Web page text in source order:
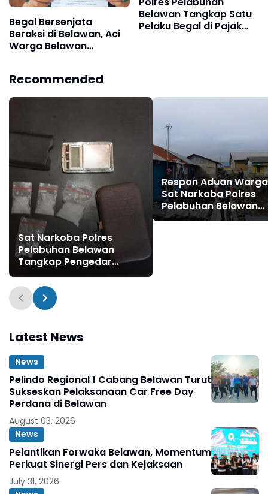
Begal Bersenjata
Beraksi di Belawan, Aci
Warga Belawan
Belawan Tangkap Satu
Pelaku Begal di Pajak
Recommended
Sat Narkoba Polres
Pelabuhan Belawan
Tangkap Pengedar
Shabu di Belawan
Sicanang
Respon Aduan
Sat Narkoba Polres
Pelabuhan Belawan
Gerebek Lokasi
Latest News
News
Pelindo Regional 1 Cabang Belawan Turut
Sukseskan Pelaksanaan Car Free Day
Perdana di Belawan
August 03, 2026
News
Pelantikan Forwaka Belawan, Momentum
Perkuat Sinergi Pers dan Kejaksaan
July 31, 2026